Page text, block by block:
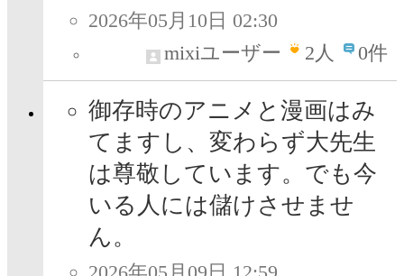
2026年05月10日 02:30
mixiユーザー
2人 0件
御存時のアニメと漫画はみ
てますし、変わらず大先生
は尊敬しています。でも今
いる人には儲けさせませ
ん。